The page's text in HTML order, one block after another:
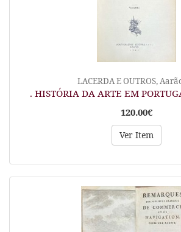
LACERDA E OUTROS,
. HISTÓRIA DA ARTE EM
120.00€
Ver Item